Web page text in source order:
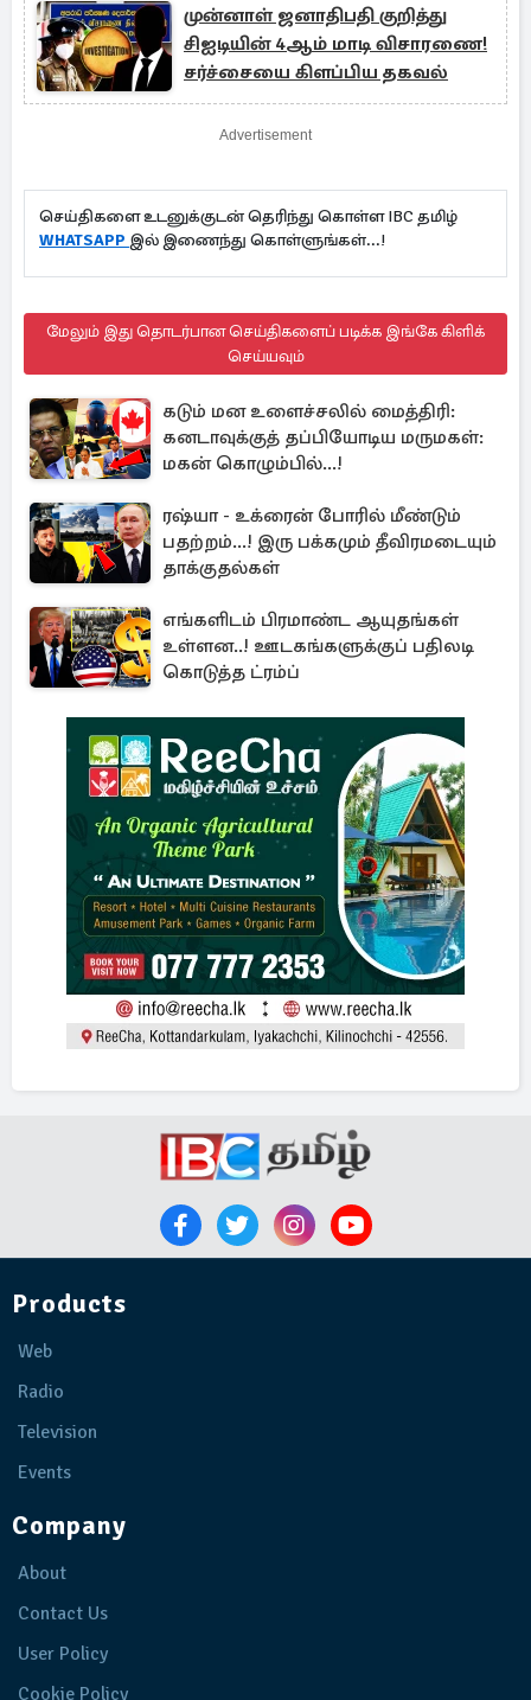
முன்னாள் ஜனாதிபதி குறித்து
சிஐடியின் 4ஆம் மாடி விசாரணை!
சர்ச்சையை கிளப்பிய தகவல்
Advertisement
செய்திகளை உடனுக்குடன் தெரிந்து கொள்ள IBC தமிழ்
WHATSAPP இல் இணைந்து கொள்ளுங்கள்...!
மேலும் இது தொடர்பான செய்திகளைப் படிக்க இங்கே கிளிக்
செய்யவும்
கடும் மன உளைச்சலில் மைத்திரி:
கனடாவுக்குத் தப்பியோடிய மருமகள்:
மகன் கொழும்பில்...!
ரஷ்யா - உக்ரைன் போரில் மீண்டும்
பதற்றம்...! இரு பக்கமும் தீவிரமடையும்
தாக்குதல்கள்
எங்களிடம் பிரமாண்ட ஆயுதங்கள்
உள்ளன..! ஊடகங்களுக்குப் பதிலடி
கொடுத்த ட்ரம்ப்
Products
Web
Radio
Television
Events
Company
About
Contact Us
User Policy
Cookie Policy